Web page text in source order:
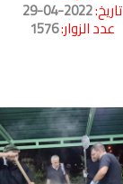
تاريخ:2022-04-29
عدد الزوار:1576